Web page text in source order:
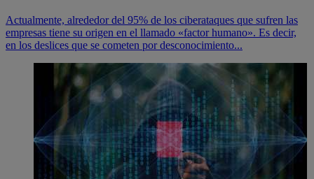
Actualmente, alrededor del 95% de los ciberataques que sufren las
empresas tiene su origen en el llamado «factor humano». Es decir,
en los deslices que se cometen por desconocimiento...